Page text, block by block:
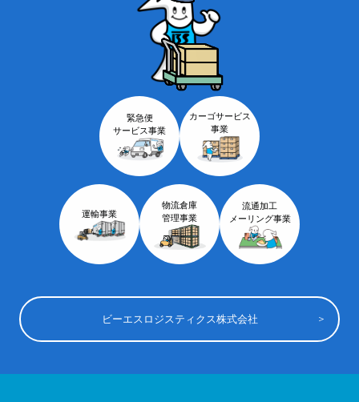
緊急便
サービス事業
カーゴサービス
事業
運輸事業
物流倉庫
管理事業
流通加工
メーリング事業
ビーエスロジスティクス株式会社